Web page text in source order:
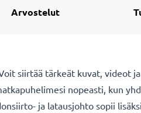
Arvostelut
siirtää tärkeät kuvat, videot
nopeasti, kun
ja latausjohto sopii